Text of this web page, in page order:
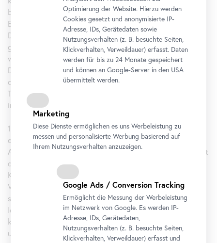
bringen und sind in der Lage, Körperform und
Erscheinungsbild blitzschnell zu verändern. In der ewigen
Dunkelheit der ozeanischen Tiefe lebend, sind sie daran
gewöhnt, einzig die Reflexion des eigenen Lichts
wahrzunehmen. Als Antipoden des Menschlichen sind sie für
David Zink Yi Abbild des Fremden per se. Die Objekte loten
die Grenzen des Materials Keramik aus, dessen
Transformationsprozess stets ein alchemistisches Moment
innewohnt.
1973 in Peru geboren, absolvierte David Zink Yi in München
eine Lehre zum Holzbildhauer, gefolgt von Studien an der
Akademie der Bildenden Künste München und der Universität
der Künste Berlin. 2012 stellte er im Neuen Berliner
Kunstverein aus, 2013 war er auf der 55. Biennale von
Venedig vertreten. In seinem multidisziplinären Schaffen
spürt der Künstler sozialen Strukturen und
Identitätskonstruktionen nach und setzt sich mit dem
künstlerischen Schaffensprozess auseinander. Zink Yi lebt
und arbeitet in Berlin.
Optimierung der Website. Hierzu werden
Cookies gesetzt und anonymisierte IP-
Adresse, IDs, Gerätedaten sowie
Nutzungsverhalten (z. B. besuchte Seiten,
Klickverhalten, Verweildauer) erfasst. Daten
werden für bis zu 24 Monate gespeichert
und können an Google-Server in den USA
übermittelt werden.
Marketing
Diese Dienste ermöglichen es uns Werbeleistung zu
messen und personalisierte Werbung basierend auf
Ihrem Nutzungsverhalten anzuzeigen.
Google Ads / Conversion Tracking
Ermöglicht die Messung der Werbeleistung
im Netzwerk von Google. Es werden IP-
Adresse, IDs, Gerätedaten,
Nutzungsverhalten (z. B. besuchte Seiten,
Klickverhalten, Verweildauer) erfasst und